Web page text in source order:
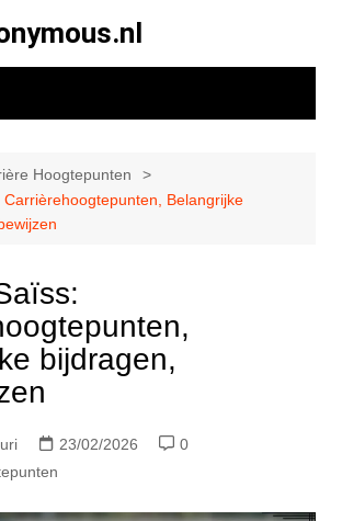
Hoogtepunten
Carrièrehoogtepunten, Belangrijke
bijdragen,
23/02/2026
0